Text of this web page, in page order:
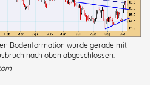
Bodenformation wurde gerade mit
nach oben abgeschlossen.